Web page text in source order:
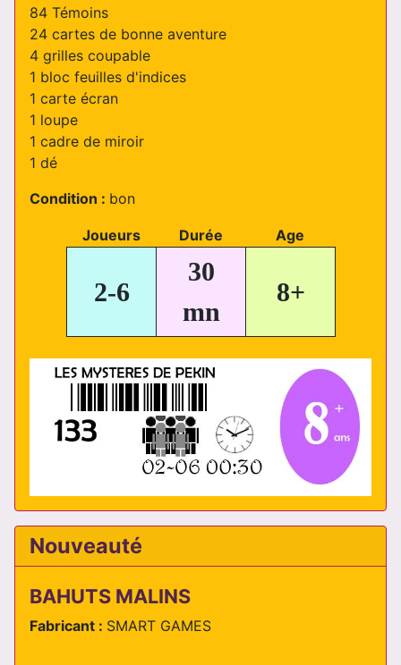
84 Témoins
24 cartes de bonne aventure
4 grilles coupable
1 bloc feuilles d'indices
1 carte écran
1 loupe
1 cadre de miroir
1 dé
Condition : bon
Joueurs Durée Age
2-6
30
mn
8+
Nouveauté
BAHUTS MALINS
Fabricant : SMART GAMES